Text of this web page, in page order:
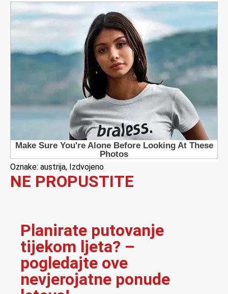
Oznake: austrija, Izdvojeno
NE PROPUSTITE
Planirate putovanje
tijekom ljeta? –
pogledajte ove
nevjerojatne ponude